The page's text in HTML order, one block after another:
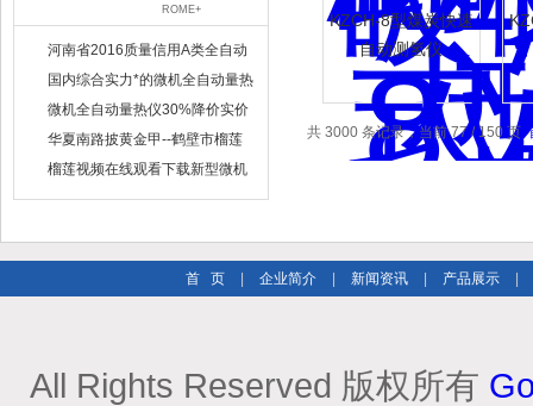
ROME+
河南省2016质量信用A类全自动
量热仪
国内综合实力*的微机全自动量热
仪制造企业
微机全自动量热仪30%降价实价
出售
华夏南路披黄金甲--鹤壁市榴莲
视频在线观看下载仪器仪表有限
榴莲视频在线观看下载新型微机
KZCH-8型煤炭快速
自动测氢仪
共 3000 条记录，当前 77 / 150 页
首 页 企业简介 新闻资讯 产品展示
All Rights Reserved 版权所有